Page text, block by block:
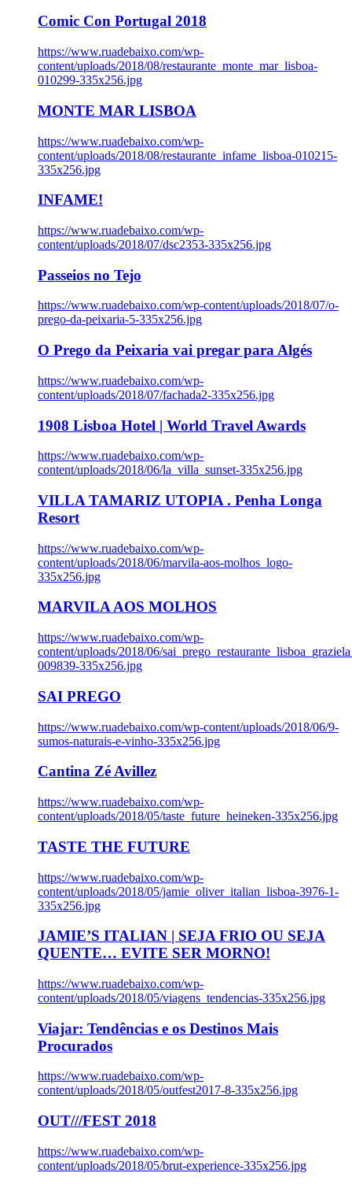
Comic Con Portugal 2018
https://www.ruadebaixo.com/wp-
content/uploads/2018/08/restaurante_monte_mar_lisboa-
010299-335x256.jpg
MONTE MAR LISBOA
https://www.ruadebaixo.com/wp-
content/uploads/2018/08/restaurante_infame_lisboa-010215-
335x256.jpg
INFAME!
https://www.ruadebaixo.com/wp-
content/uploads/2018/07/dsc2353-335x256.jpg
Passeios no Tejo
https://www.ruadebaixo.com/wp-content/uploads/2018/07/o-
prego-da-peixaria-5-335x256.jpg
O Prego da Peixaria vai pregar para Algés
https://www.ruadebaixo.com/wp-
content/uploads/2018/07/fachada2-335x256.jpg
1908 Lisboa Hotel | World Travel Awards
https://www.ruadebaixo.com/wp-
content/uploads/2018/06/la_villa_sunset-335x256.jpg
VILLA TAMARIZ UTOPIA . Penha Longa
Resort
https://www.ruadebaixo.com/wp-
content/uploads/2018/06/marvila-aos-molhos_logo-
335x256.jpg
MARVILA AOS MOLHOS
https://www.ruadebaixo.com/wp-
content/uploads/2018/06/
009839-335x256.jpg
SAI PREGO
https://www.ruadebaixo.com/wp-content/uploads/2018/06/9-
sumos-naturais-e-vinho-335x256.jpg
Cantina Zé Avillez
https://www.ruadebaixo.com/wp-
content/uploads/2018/05/taste_future_heineken-335x256.jpg
TASTE THE FUTURE
https://www.ruadebaixo.com/wp-
content/uploads/2018/05/jamie_oliver_italian_lisboa-3976-1-
335x256.jpg
JAMIE’S ITALIAN | SEJA FRIO OU SEJA
QUENTE… EVITE SER MORNO!
https://www.ruadebaixo.com/wp-
content/uploads/2018/05/viagens_tendencias-335x256.jpg
Viajar: Tendências e os Destinos Mais
Procurados
https://www.ruadebaixo.com/wp-
content/uploads/2018/05/outfest2017-8-335x256.jpg
OUT///FEST 2018
https://www.ruadebaixo.com/wp-
content/uploads/2018/05/brut-experience-335x256.jpg